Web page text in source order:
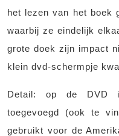
het lezen van het boek
waarbij ze eindelijk
grote doek zijn impact
klein dvd-schermpje
Detail: op de DVD
toegevoegd (ook te
gebruikt voor de